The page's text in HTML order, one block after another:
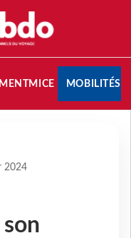
MICE MOBILITÉS
2024